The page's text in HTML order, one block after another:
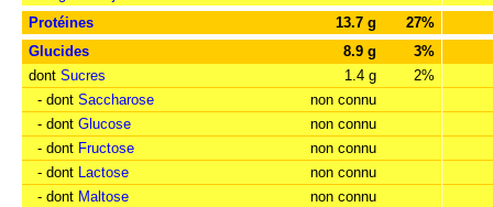
Protéines
13.7 g
27%
Glucides
8.9 g
3%
dont Sucres 1.4 g
2%
- dont Saccharose
non connu
- dont Glucose
non connu
- dont Fructose
non connu
- dont Lactose
non connu
- dont Maltose
non connu